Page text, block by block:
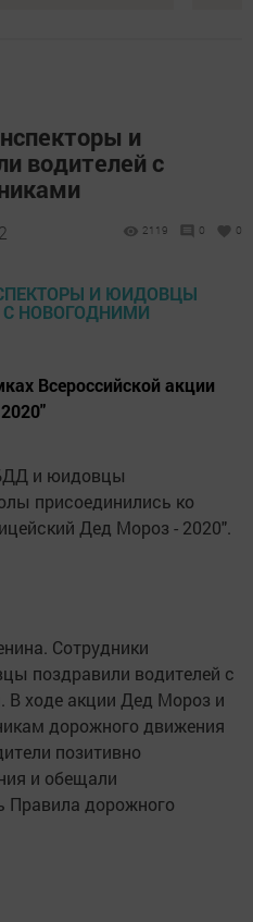
и
водителей с
2119 0 0
Всероссийской акции
и юидовцы
присоединились ко
Дед Мороз - 2020".
Сотрудники
поздравили водителей с
В ходе акции Дед Мороз и
дорожного движения
позитивно
и обещали
Правила дорожного